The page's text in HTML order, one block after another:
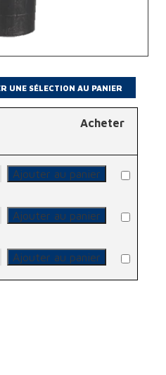
Acheter
quantité
deAjouter au panier
quantité
deAjouter au panier
quantité
de
Lisse
Ajouter au panier